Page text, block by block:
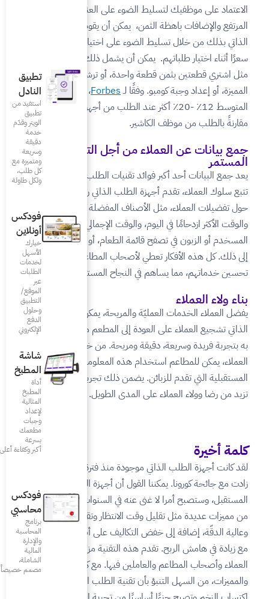
تطبيق
النادل
استفيد من
تطبيق
الويتر وقدّم
وسريعة
كل طلب،
ولكل طاولة
فودكس
أونلاين
خيارك
الأسهل
لخدمات
الطلبات
التطبيق
وحلول
الدفع
الإلكتروني
شاشة
المطبخ
أداة
المطبخ
المثالية
فودكس
محاسبي
برنامج
المحاسبة
والإدارة
المالية
الشاملة،
مصمم خصيصاً للمطاعم
على العناصر ذات الهامش
يمكن أن يقوم جهاز الطلب
على اختيار أصناف اعلى
أن يشمل ذلك عروض ترويجية
أو ترشيح الأصناف
Forbes، ينفق العملاء في
عند الطلب من أجهزة الخدمة الذاتية
أجل التحسين
الطلب الذاتي. من خلال
الذاتي رؤى لا تقدر بثمن
المفضلة والأقل تفضيلاً،
الإجمالي الذي يقضيه
أو نافذة الدفع، وما
المطاعم أفكارًا حول
المستمر للمشروع.
يمكن لنظام الطلب
المطعم مرة أخرى لما يتمتع
من خلال تتبع عادات
هذه المعلومات في العروض
ذلك تجربة عملاء متقدمة
الطويل.
منذ فترة، إلا أن شعبيتها
أن أجهزة الطلب الذاتي هي
في السنوات القادمة، لما لها
وتقديم تجربة سريعة
على أصحاب المطاعم
التقنية مزايا متنوعة لكل من
فيها. مع كل هذه الفوائد
الطلب الذاتي ستستمر في